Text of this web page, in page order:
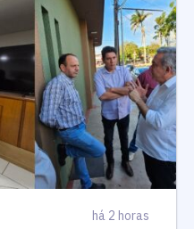
há 2 horas